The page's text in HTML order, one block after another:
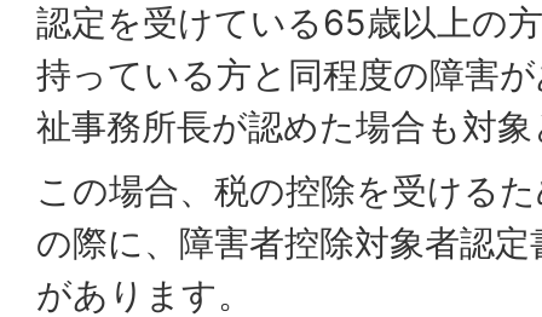
認定を受けている65歳以上の
持っている方と同程度の障害
祉事務所長が認めた場合も対
この場合、税の控除を受ける
の際に、障害者控除対象者認
があります。